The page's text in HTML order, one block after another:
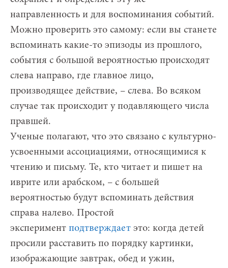
направленность и для воспоминания событий.
Можно проверить это самому: если вы станете
вспоминать какие-то эпизоды из прошлого,
события с большой вероятностью происходят
слева направо, где главное лицо,
производящее действие, – слева. Во всяком
случае так происходит у подавляющего числа
правшей.
Ученые полагают, что это связано с культурно-
усвоенными ассоциациями, относящимися к
чтению и письму. Те, кто читает и пишет на
иврите или арабском, – с большей
вероятностью будут вспоминать действия
справа налево. Простой
эксперимент подтверждает это: когда детей
просили расставить по порядку картинки,
изображающие завтрак, обед и ужин,